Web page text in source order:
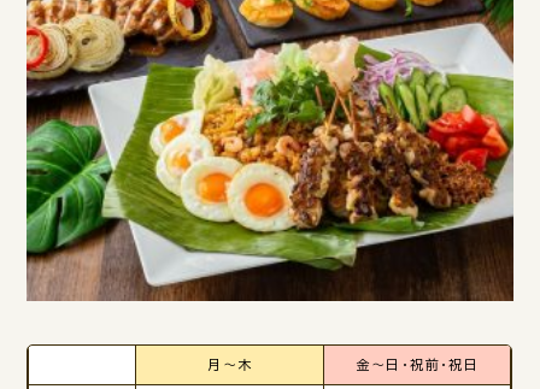
月～木 金～日・祝前・祝日